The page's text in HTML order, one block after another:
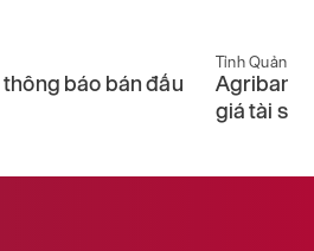
báo bán đấu
Tỉnh Quảng
Agribank
giá tài